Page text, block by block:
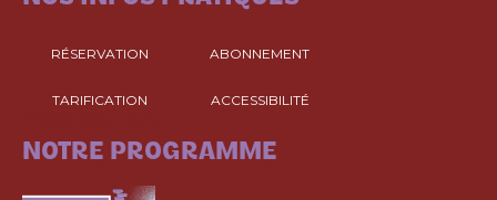
RÉSERVATION ABONNEMENT
TARIFICATION ACCESSIBILITÉ
NOTRE PROGRAMME